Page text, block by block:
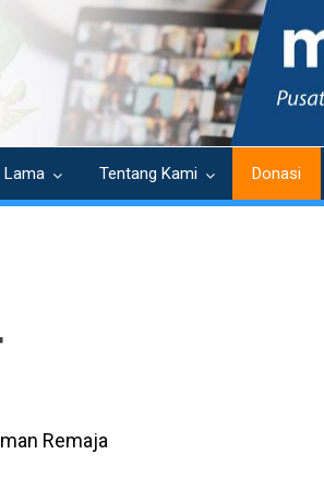
Lama Tentang Kami Donasi
Remaja